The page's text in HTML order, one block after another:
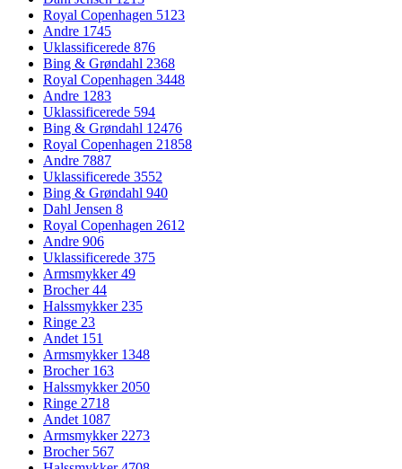
Royal Copenhagen 5123
Andre 1745
Uklassificerede 876
Bing & Grøndahl 2368
Royal Copenhagen 3448
Andre 1283
Uklassificerede 594
Bing & Grøndahl 12476
Royal Copenhagen 21858
Andre 7887
Uklassificerede 3552
Bing & Grøndahl 940
Dahl Jensen 8
Royal Copenhagen 2612
Andre 906
Uklassificerede 375
Armsmykker49
Brocher44
Halssmykker 235
Ringe 23
Andet 151
Armsmykker 1348
Brocher 163
Halssmykker 2050
Ringe 2718
Andet 1087
Armsmykker 2273
Brocher 567